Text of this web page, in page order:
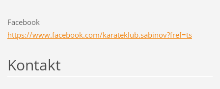
Facebook
https://www.facebook.com/karateklub.sabinov?fref=ts
Kontakt